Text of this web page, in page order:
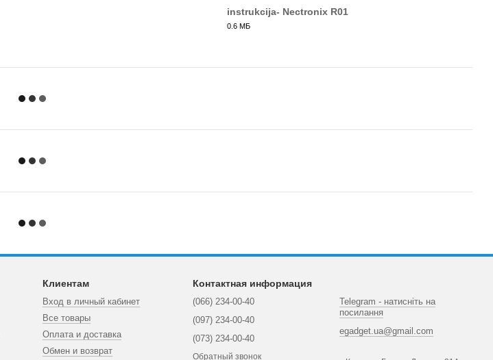
instrukcija- Nectronix R01
0.6 МБ
Клиентам
Вход в личный кабинет
Все товары
Оплата и доставка
Обмен и возврат
Контактная информация
(066) 234-00-40
(097) 234-00-40
(073) 234-00-40
Обратный звонок
Telegram - натисніть на
посилання
egadget.ua@gmail.com